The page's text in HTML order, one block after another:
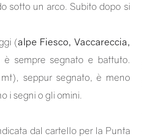
sotto un arco. Subito dopo si
(alpe Fiesco, Vaccareccia,
sempre segnato e battuto.
seppur segnato, è meno
i segni o gli omini.
dal cartello per la Punta